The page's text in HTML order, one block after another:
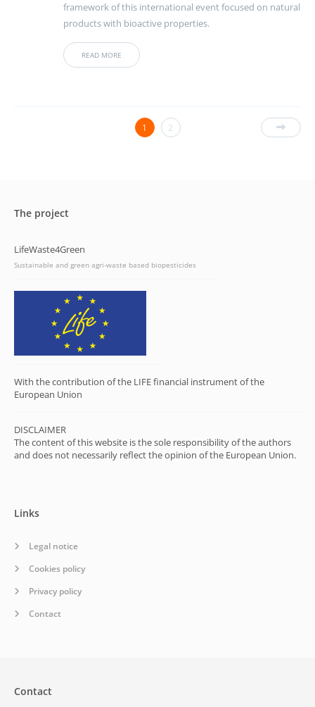
framework of this international event focused on natural
products with bioactive properties.
READ MORE
1 2
The project
LifeWaste4Green
Sustainable and green agri-waste based biopesticides
With the contribution of the LIFE financial instrument of the
European Union
DISCLAIMER
The content of this website is the sole responsibility of the authors
and does not necessarily reflect the opinion of the European Union.
Links
Legal notice
Cookies policy
Privacy policy
Contact
Contact